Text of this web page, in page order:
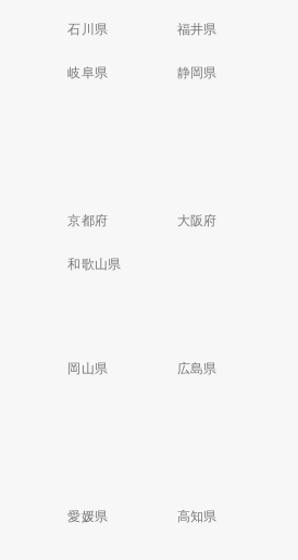
石川県 福井県
岐阜県 静岡県
京都府 大阪府
和歌山県
岡山県 広島県
愛媛県 高知県